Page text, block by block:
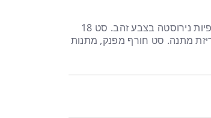
סט ספלים ותחתיות חרסינה מעוצבת הכולל כפיות נירוסטה בצבע זהב. סט 18
6כפיות. מגיע באריזת מתנה. סט חורף מפנק, מתנות